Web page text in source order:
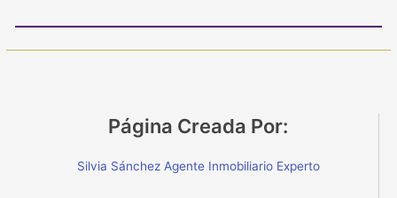
Página Creada Por:
Silvia Sánchez Agente Inmobiliario Experto